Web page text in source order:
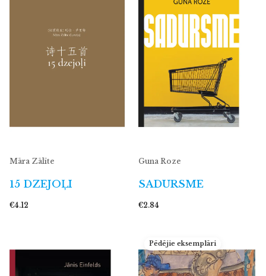
Māra Zālīte
15 DZEJOĻI
€4.12
Guna Roze
SADURSME
€2.84
Pēdējie eksemplāri